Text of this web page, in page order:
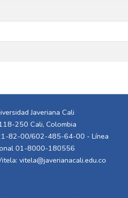
Javeriana Cali
250 Cali, Colombia
82-00/602-485-64-00 - Línea
01-8000-180556
vitela@javerianacali.edu.co